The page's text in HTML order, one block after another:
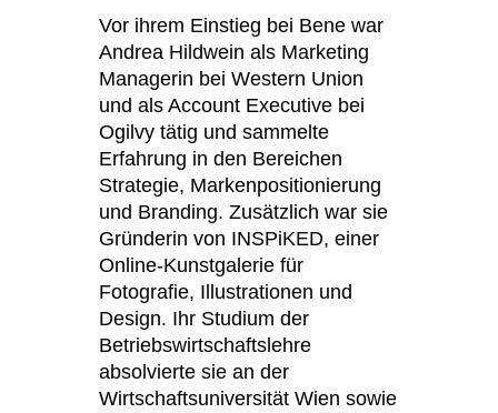
Vor ihrem Einstieg bei Bene war
Andrea Hildwein als Marketing
Managerin bei Western Union
und als Account Executive bei
Ogilvy tätig und sammelte
Erfahrung in den Bereichen
Strategie, Markenpositionierung
und Branding. Zusätzlich war sie
Gründerin von INSPiKED, einer
Online-Kunstgalerie für
Fotografie, Illustrationen und
Design. Ihr Studium der
Betriebswirtschaftslehre
absolvierte sie an der
Wirtschaftsuniversität Wien sowie